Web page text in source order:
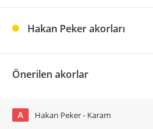
Hakan Peker akorları
Önerilen akorlar
A Hakan Peker - Karam